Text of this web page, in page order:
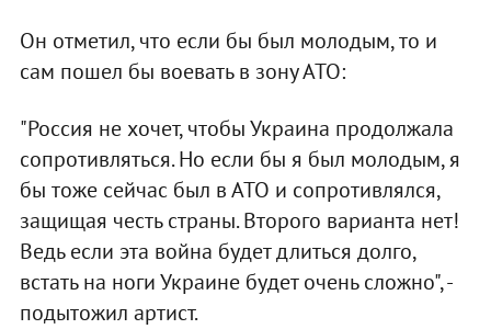
Он отметил, что если бы был молодым, то и
сам пошел бы воевать в зону АТО:
"Россия не хочет, чтобы Украина продолжала
сопротивляться. Но если бы я был молодым, я
бы тоже сейчас был в АТО и сопротивлялся,
защищая честь страны. Второго варианта нет!
Ведь если эта война будет длиться долго,
встать на ноги Украине будет очень сложно", -
подытожил артист.